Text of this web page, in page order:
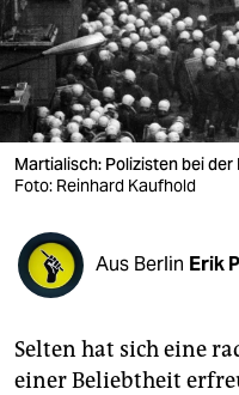
nord
wahrheit
verlag
verlag
veranstaltungen
shop
unterstützen
Martialisch: Polizisten bei
Foto: Reinhard Kaufhold
Aus Berlin Erik
Selten hat sich eine
einer Beliebtheit